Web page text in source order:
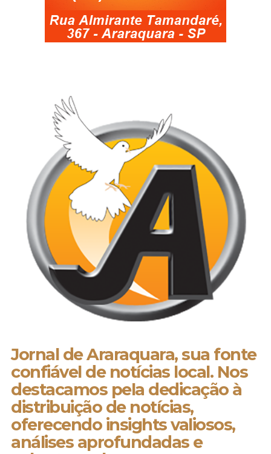
Jornal de Araraquara, sua fonte
confiável de notícias local. Nos
destacamos pela dedicação à
distribuição de notícias,
oferecendo insights valiosos,
análises aprofundadas e